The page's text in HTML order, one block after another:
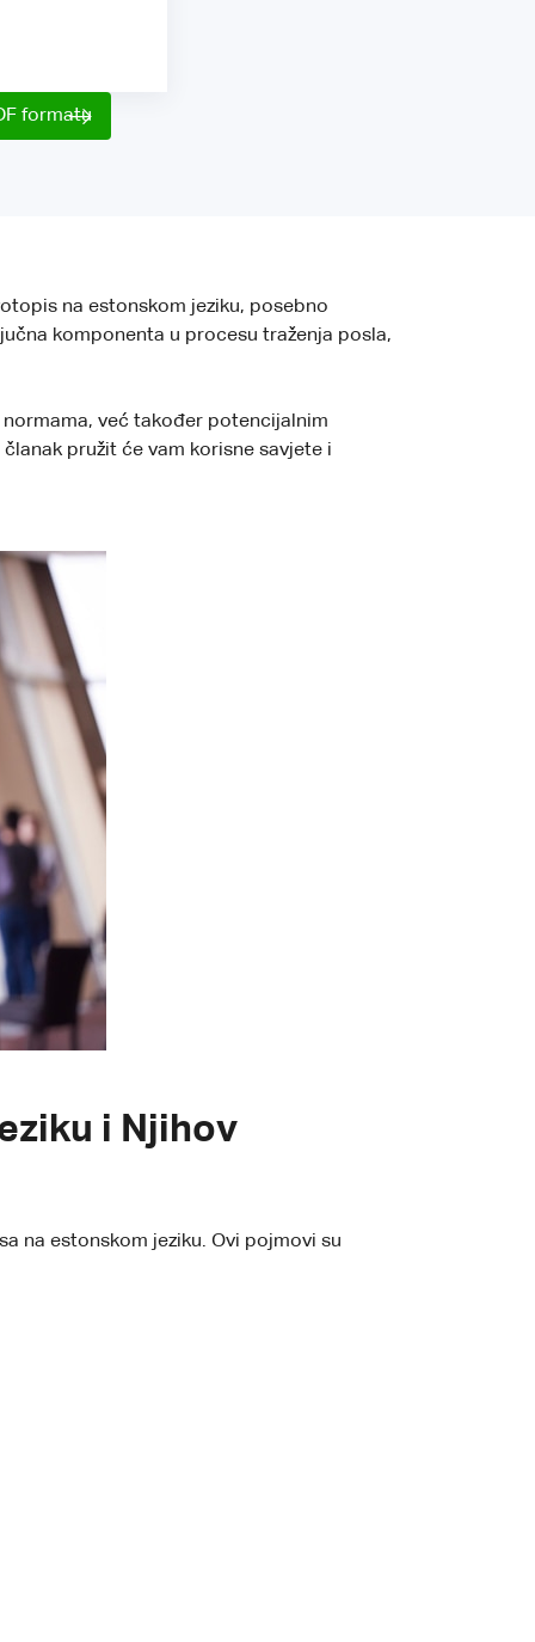
formatu
na estonskom jeziku, posebno
komponenta u procesu traženja posla,
već također potencijalnim
pružit će vam korisne savjete i
i Njihov
na estonskom jeziku. Ovi pojmovi su